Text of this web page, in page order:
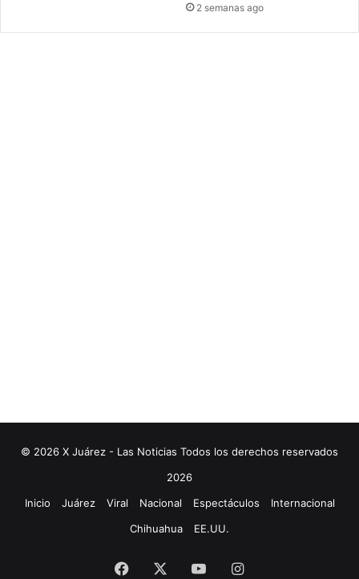
2 semanas ago
© 2026 X Juárez - Las Noticias Todos los derechos reservados
2026
Inicio
Juárez Viral Nacional Espectáculos
Internacional
Chihuahua
EE.UU.
Facebook YouTubeInstagram